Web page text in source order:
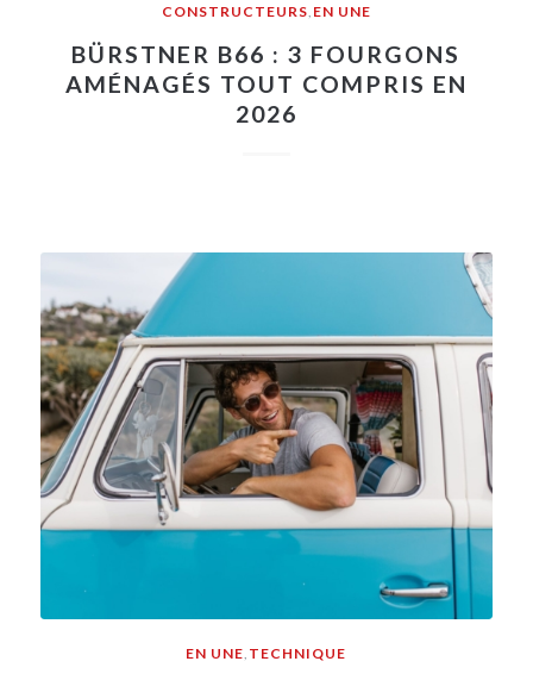
CONSTRUCTEURS EN UNE
BÜRSTNER B66 : 3 FOURGONS
AMÉNAGÉS TOUT COMPRIS EN
2026
EN UNE TECHNIQUE